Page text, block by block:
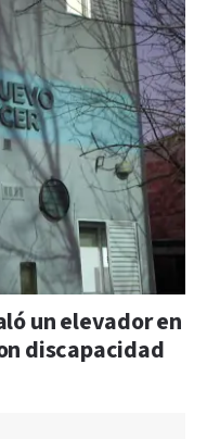
un elevador en
discapacidad